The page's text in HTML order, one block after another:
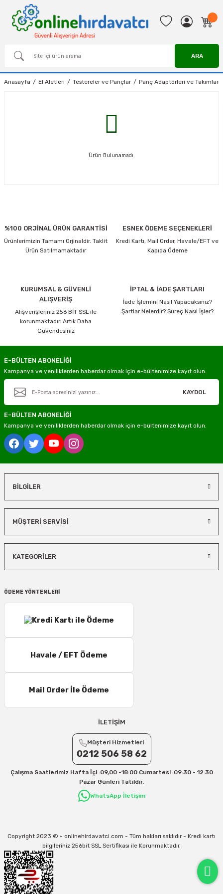
ARA
Anasayfa El Aletleri Testereler ve Pançlar Panç Adaptörleri ve Takımları
Ürün Bulunamadı.
%100 ORJİNAL ÜRÜN GARANTİSİ
Ürünlerimizin Tamamı Orjinaldir. Taklit
Ürün Satılmamaktadır
ESNEK ÖDEME SEÇENEKLERİ
Kredi Kartı, Mail Order, Havale/EFT ve
Kapıda Ödeme
KURUMSAL & GÜVENLİ
ALIŞVERİŞ
Alışverişleriniz 256 BİT SSL ile
korunmaktadır. Artık Daha
Güvendesiniz
İPTAL & İADE ŞARTLARI
İade İşlemini Nasıl Yapacaksınız?
Şartlar Nelerdir? Süreç Nasıl İşler?
E-BÜLTEN ABONELİĞİ
Kampanya ve yeniliklerden haberdar olmak için e-bültenimize kayıt olun.
KAYDOL
E-BÜLTEN ABONELİĞİ
Kampanya ve yeniliklerden haberdar olmak için e-bültenimize kayıt olun.
BİLGİLER
MÜŞTERİ SERVİSİ
KATEGORİLER
ÖDEME YÖNTEMLERİ
Havale / EFT Ödeme
Mail Order İle Ödeme
İLETİŞİM
Müşteri Hizmetleri
0212 506 58 62
Çalışma Saatlerimiz Hafta İçi :09,00 -18:00 Cumartesi :09:30 - 12:30
Pazar Günleri Tatildir.
WhatsApp İletişim
Copyright 2023 © - onlinehirdavatci.com - Tüm hakları saklıdır - Kredi kartı
bilgileriniz 256bit SSL Sertifikası ile Korunmaktadır.